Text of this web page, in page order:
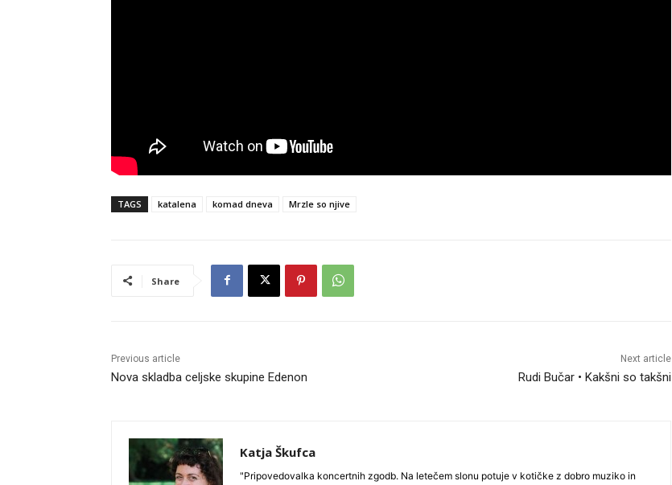
TAGS katalena komad dneva Mrzle so njive
Share
Previous article
Nova skladba celjske skupine Edenon
Next article
Rudi Bučar • Kakšni so takšni
Katja Škufca
"Pripovedovalka koncertnih zgodb. Na letečem slonu potuje v kotičke z dobro muziko in